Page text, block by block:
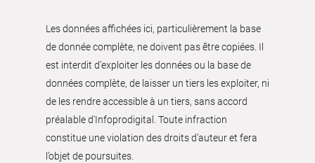
Les données affichées ici, particulièrement la base
de donnée complète, ne doivent pas être copiées. Il
est interdit d’exploiter les données ou la base de
données complète, de laisser un tiers les exploiter, ni
de les rendre accessible à un tiers, sans accord
préalable d'Infoprodigital. Toute infraction
constitue une violation des droits d’auteur et fera
l’objet de poursuites.